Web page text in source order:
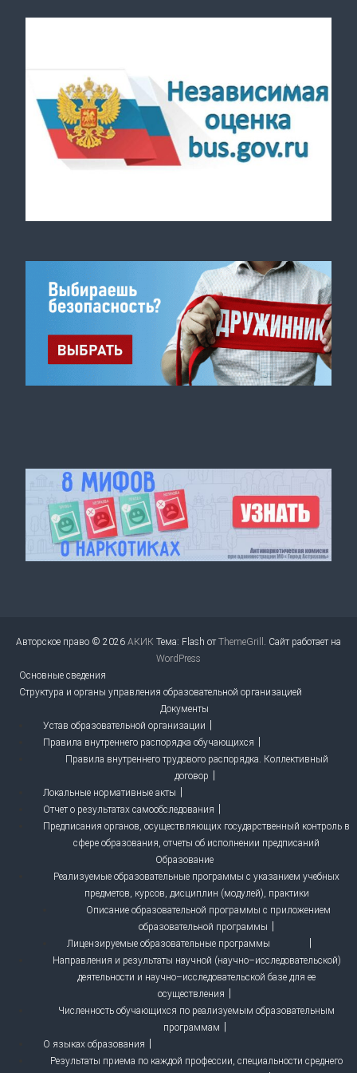
Авторское право © 2026 АКИК Тема: Flash отThemeGrill . Сайт работает на
WordPress
Основные сведения
Структура и органы управления образовательной организацией
Документы
Устав образовательной организации
Правила внутреннего распорядка обучающихся
Правила внутреннего трудового распорядка. Коллективный
договор
Локальные нормативные акты
Отчет о результатах самообследования
Предписания органов, осуществляющих государственный контроль в
сфере образования, отчеты об исполнении предписаний
Образование
Реализуемые образовательные программы с указанием учебных
предметов, курсов, дисциплин (модулей), практики
Описание образовательной программы с приложением
образовательной программы
Лицензируемые образовательные программы
Направления и результаты научной (научно–исследовательской)
деятельности и научно–исследовательской базе для ее
осуществления
Численность обучающихся по реализуемым образовательным
программам
О языках образования
Результаты приема по каждой профессии, специальности среднего